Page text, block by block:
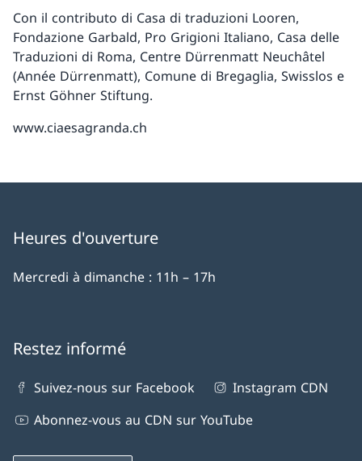
Con il contributo di Casa di traduzioni Looren,
Fondazione Garbald, Pro Grigioni Italiano, Casa delle
Traduzioni di Roma, Centre Dürrenmatt Neuchâtel
(Année Dürrenmatt), Comune di Bregaglia, Swisslos e
Ernst Göhner Stiftung.
www.ciaesagranda.ch
Heures d'ouverture
Mercredi à dimanche : 11h – 17h
Restez informé
Suivez-nous sur Facebook
Instagram CDN
Abonnez-vous au CDN sur YouTube